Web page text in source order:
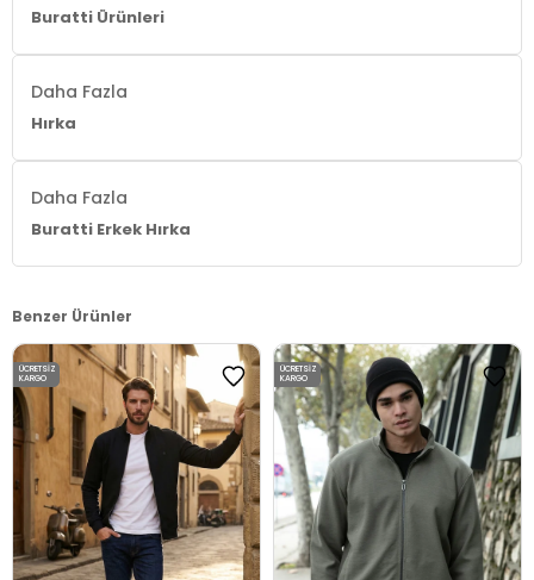
Buratti Ürünleri
Daha Fazla
Hırka
Daha Fazla
Buratti Erkek Hırka
Benzer Ürünler
ÜCRETSIZ
KARGO
ÜCRETSIZ
KARGO